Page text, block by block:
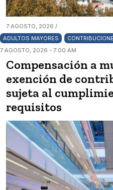
7 AGOSTO, 2026 /
ADULTOS MAYORES
7 AGOSTO, 2026 - 7:00 AM
Compensación a
exención de
sujeta al
requisitos